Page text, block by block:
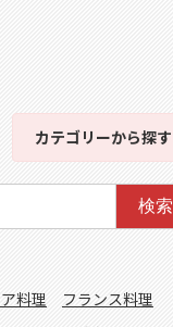
カテゴリーから探す
検索
料理
フランス料理